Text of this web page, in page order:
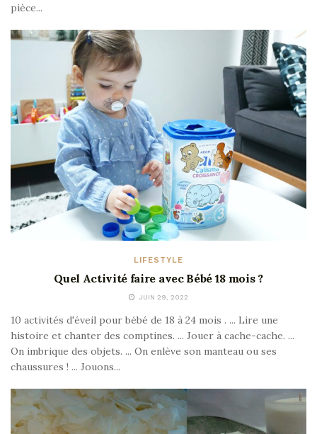
pièce...
LIFESTYLE
Quel Activité faire avec Bébé 18 mois ?
JUIN 29, 2022
10 activités d'éveil pour bébé de 18 à 24 mois . ... Lire une
histoire et chanter des comptines. ... Jouer à cache-cache. ...
On imbrique des objets. ... On enlève son manteau ou ses
chaussures ! ... Jouons...